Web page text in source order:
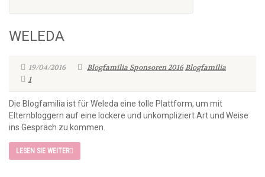
WELEDA
19/04/2016 Blogfamilia Sponsoren 2016Blogfamilia
1
Die Blogfamilia ist für Weleda eine tolle Plattform, um mit
Elternbloggern auf eine lockere und unkompliziert Art und Weise
ins Gespräch zu kommen.
LESEN SIE WEITER